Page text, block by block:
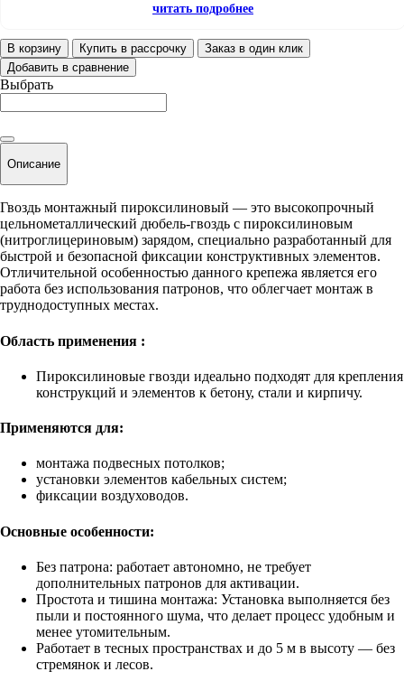
читать подробнее
В корзину Купить в рассрочку
Заказ в один клик
Добавить в сравнение
Выбрать
Описание
Гвоздь монтажный пироксилиновый — это высокопрочный
цельнометаллический дюбель-гвоздь с пироксилиновым
(нитроглицериновым) зарядом, специально разработанный для
быстрой и безопасной фиксации конструктивных элементов.
Отличительной особенностью данного крепежа является его
работа без использования патронов, что облегчает монтаж в
труднодоступных местах.
Область применения :
Пироксилиновые гвозди идеально подходят для крепления
конструкций и элементов к бетону, стали и кирпичу.
Применяются для:
монтажа подвесных потолков;
установки элементов кабельных систем;
фиксации воздуховодов.
Основные особенности:
Без патрона: работает автономно, не требует
дополнительных патронов для активации.
Простота и тишина монтажа: Установка выполняется без
пыли и постоянного шума, что делает процесс удобным и
менее утомительным.
Работает в тесных пространствах и до 5 м в высоту — без
стремянок и лесов.